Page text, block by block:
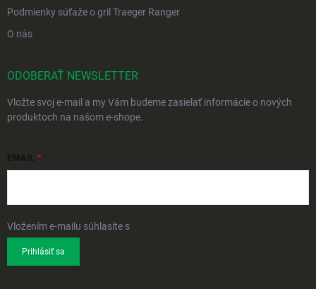
Podmienky súťaže o gril Traeger Ranger
O nás
ODOBERAŤ NEWSLETTER
Vložte svoj e-mail a my Vám budeme zasielať informácie o nových
produktoch na našom e-shope.
EMAIL
Vložením e-mailu súhlasíte s
Prihlásiť sa